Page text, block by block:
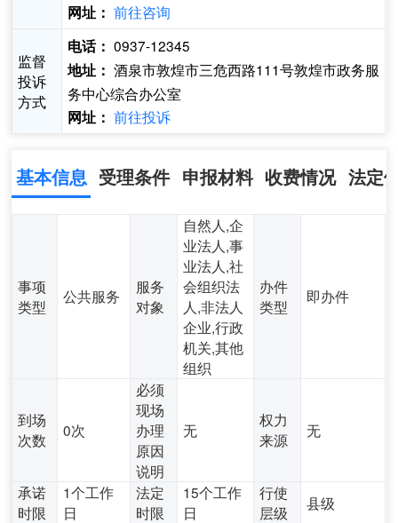
网址： 前往咨询
监督
投诉
方式
电话： 0937-12345
地址： 酒泉市敦煌市三危西路111号敦煌市政务服
务中心综合办公室
网址： 前往投诉
基本信息 受理条件 申报材料 收费情况 法定
事项
类型
公共服务
服务
对象
自然人,企
业法人,事
业法人,社
会组织法
人,非法人
企业,行政
机关,其他
组织
办件
类型
即办件
到场
次数
0次
必须
现场
办理
原因
说明
无
权力
来源
无
承诺
时限
1个工作
日
法定
时限
15个工作
日
行使
层级
县级